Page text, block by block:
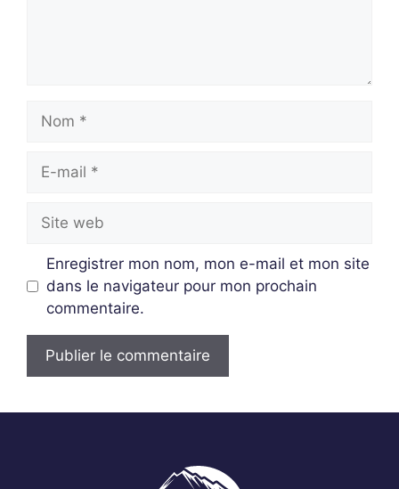
Enregistrer mon nom, mon e-mail et mon site
dans le navigateur pour mon prochain
commentaire.